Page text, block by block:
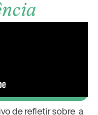
de refletir sobre a